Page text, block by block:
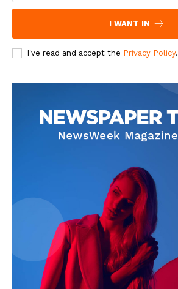
I WANT IN
I've read and accept the Privacy Policy.